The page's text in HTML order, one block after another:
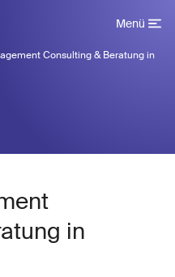
Menü
Consulting & Beratung in
in